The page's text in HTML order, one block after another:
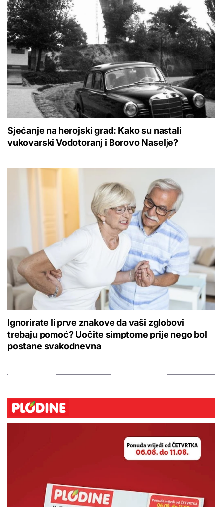
Sjećanje na herojski grad: Kako su nastali
vukovarski Vodotoranj i Borovo Naselje?
Ignorirate li prve znakove da vaši zglobovi
trebaju pomoć? Uočite simptome prije nego bol
postane svakodnevna